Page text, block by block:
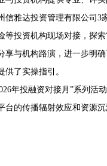
信雅达投资管理有限公司 3
等投资机构现场对接，探索
享与机构路演，进一步明
了实操指引。
年投融资对接月”系列活
台的传播辐射效应和资源